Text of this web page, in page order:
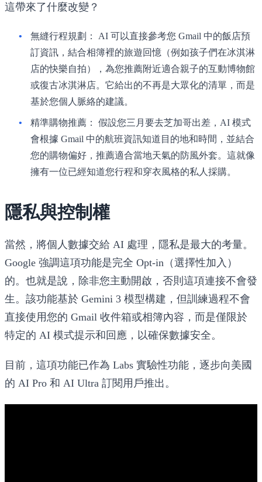
這帶來了什麼改變？
無縫行程規劃：
AI 可以直接參考您 Gmail 中的飯店預
訂資訊，結合相簿裡的旅遊回憶（例如孩子們在冰淇淋
店的快樂自拍），為您推薦附近適合親子的互動博物館
或復古冰淇淋店。它給出的不再是大眾化的清單，而是
基於您個人脈絡的建議。
精準購物推薦：
假設您三月要去芝加哥出差，AI 模式
會根據 Gmail 中的航班資訊知道目的地和時間，並結合
您的購物偏好，推薦適合當地天氣的防風外套。這就像
擁有一位已經知道您行程和穿衣風格的私人採購。
隱私與控制權
當然，將個人數據交給 AI 處理，隱私是最大的考量。
Google 強調這項功能是完全 Opt-in（選擇性加入）
的。也就是說，除非您主動開啟，否則這項連接不會發
生。該功能基於 Gemini 3 模型構建，但訓練過程不會
直接使用您的 Gmail 收件箱或相簿內容，而是僅限於
特定的 AI 模式提示和回應，以確保數據安全。
目前，這項功能已作為 Labs 實驗性功能，逐步向美國
的 AI Pro 和 AI Ultra 訂閱用戶推出。